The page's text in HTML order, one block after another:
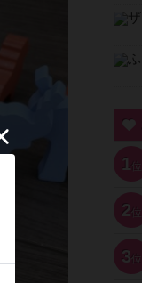
1 位
2 位
3 位